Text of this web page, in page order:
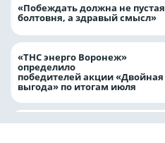
«Побеждать должна не пустая
болтовня, а здравый смысл»
«ТНС энерго Воронеж»
определило
победителей акции «Двойная
выгода» по итогам июля